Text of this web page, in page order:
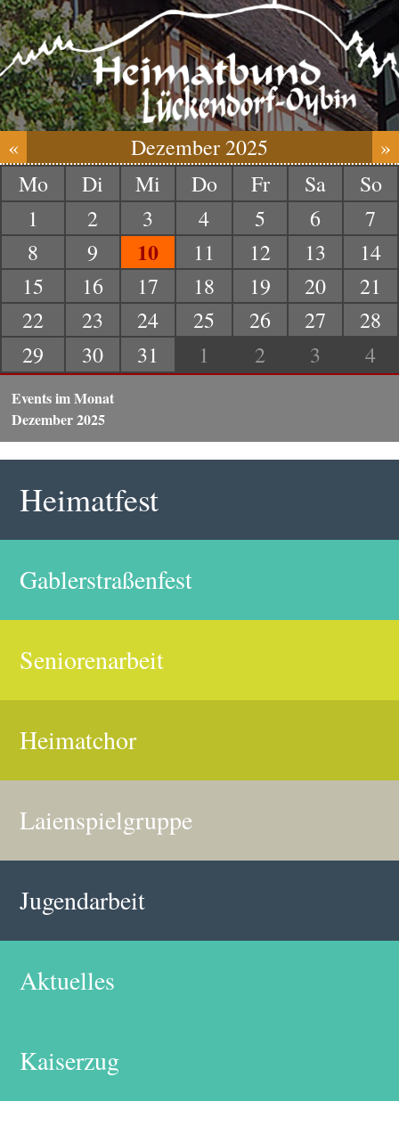
« Dezember 2025
»
Mo
Di Mi Do Fr Sa
So
1
2 3 4 5 6
7
8
9 10 11 12 13
14
15
16 17 18 19 20
21
22
23 24 25 26 27
28
29
30 31 1 2 3 4
Events im Monat
Dezember 2025
Heimatfest
Gablerstraßenfest
Seniorenarbeit
Heimatchor
Laienspielgruppe
Jugendarbeit
Aktuelles
Kaiserzug